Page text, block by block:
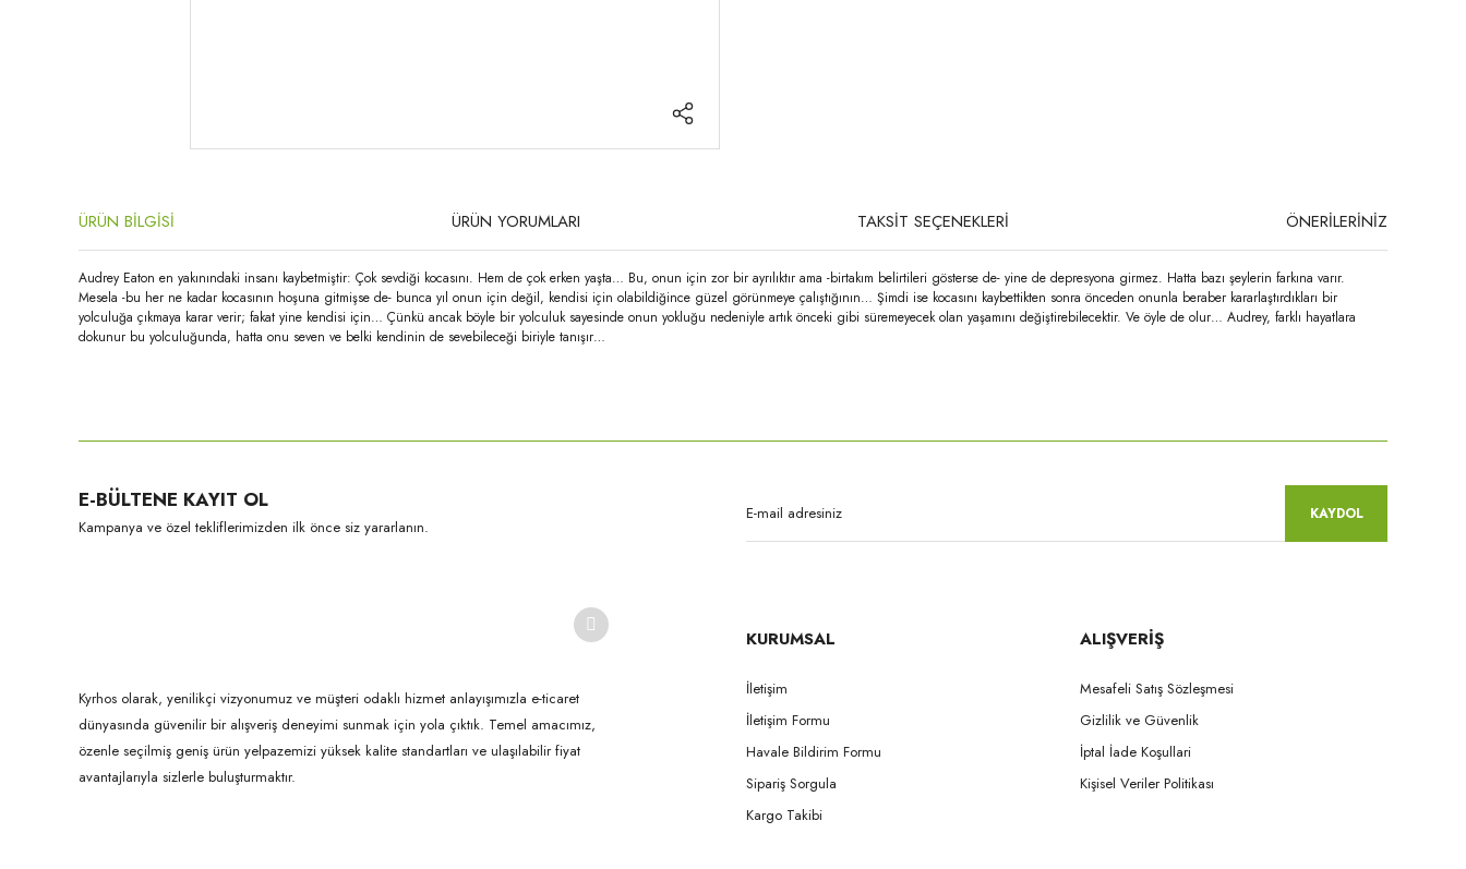
ÜRÜN BİLGİSİ ÜRÜN YORUMLARI TAKSİT SEÇENEKLERİ ÖNERİLERİNİZ
Audrey Eaton en yakınındaki insanı kaybetmiştir: Çok sevdiği kocasını. Hem de çok erken yaşta… Bu, onun için zor bir ayrılıktır ama -birtakım belirtileri gösterse de- yine de depresyona girmez. Hatta bazı şeylerin farkına varır.
Mesela -bu her ne kadar kocasının hoşuna gitmişse de- bunca yıl onun için değil, kendisi için olabildiğince güzel görünmeye çalıştığının… Şimdi ise kocasını kaybettikten sonra önceden onunla beraber kararlaştırdıkları bir
yolculuğa çıkmaya karar verir; fakat yine kendisi için… Çünkü ancak böyle bir yolculuk sayesinde onun yokluğu nedeniyle artık önceki gibi süremeyecek olan yaşamını değiştirebilecektir. Ve öyle de olur… Audrey, farklı hayatlara
dokunur bu yolculuğunda, hatta onu seven ve belki kendinin de sevebileceği biriyle tanışır…
Ürün açıklamasında eksik bilgiler bulunuyor.
Ürün bilgilerinde hatalar bulunuyor.
E-BÜLTENE KAYIT OL
Kampanya ve özel tekliflerimizden ilk önce siz yararlanın.
KAYDOL
Kyrhos olarak, yenilikçi vizyonumuz ve müşteri odaklı hizmet anlayışımızla e-ticaret
dünyasında güvenilir bir alışveriş deneyimi sunmak için yola çıktık. Temel amacımız,
özenle seçilmiş geniş ürün yelpazemizi yüksek kalite standartları ve ulaşılabilir fiyat
avantajlarıyla sizlerle buluşturmaktır.
KURUMSAL
İletişim
İletişim Formu
Havale Bildirim Formu
Sipariş Sorgula
Kargo Takibi
ALIŞVERİŞ
Mesafeli Satış Sözleşmesi
Gizlilik ve Güvenlik
İptal İade Koşullari
Kişisel Veriler Politikası